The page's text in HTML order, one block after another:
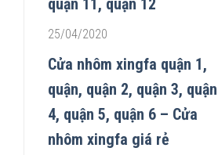
quận 11, quận 12
25/04/2020
Cửa nhôm xingfa quận 1,
quận, quận 2, quận 3, quận
4, quận 5, quận 6 – Cửa
nhôm xingfa giá rẻ